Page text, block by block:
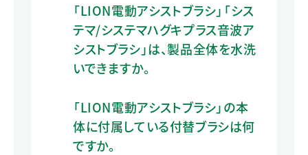
「LION電動アシストブラシ」「シス
テマ/システマハグキプラス音波ア
シストブラシ」は、製品全体を水洗
いできますか。
「LION電動アシストブラシ」の本
体に付属している付替ブラシは何
ですか。